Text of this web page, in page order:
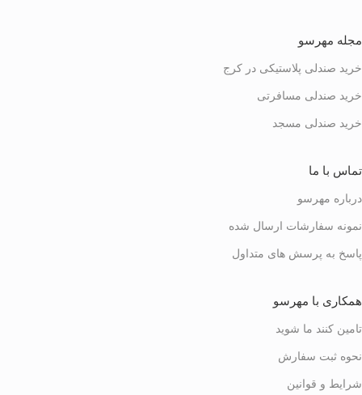
مجله مهرسو
خرید صندلی پلاستیکی در کرج
خرید صندلی مسافرتی
خرید صندلی مسجد
تماس با ما
درباره مهرسو
نمونه سفارشات ارسال شده
پاسخ به پرسش های متداول
همکاری با مهرسو
تامین کنند ما شوید
نحوه ثبت سفارش
شرایط و قوانین